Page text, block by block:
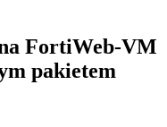
FortiWeb-VM
pakietem